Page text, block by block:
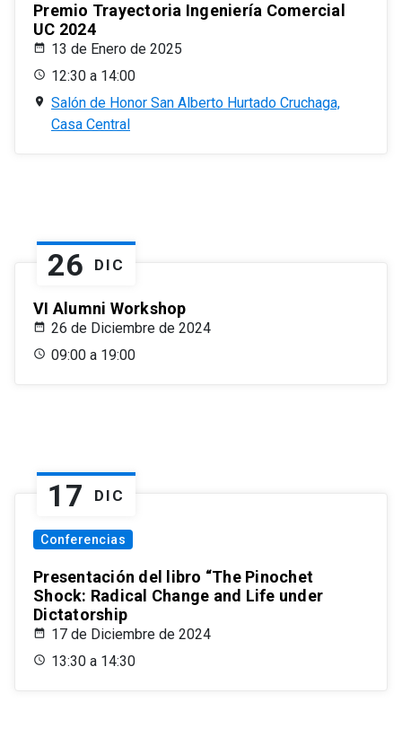
Premio Trayectoria Ingeniería Comercial
UC 2024
13 de Enero de 2025
12:30 a 14:00
Salón de Honor San Alberto Hurtado Cruchaga,
Casa Central
26 DIC
VI Alumni Workshop
26 de Diciembre de 2024
09:00 a 19:00
17 DIC
Conferencias
Presentación del libro “The Pinochet
Shock: Radical Change and Life under
Dictatorship
17 de Diciembre de 2024
13:30 a 14:30